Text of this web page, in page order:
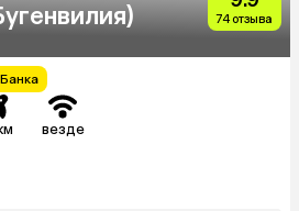
74 отзыва
везде